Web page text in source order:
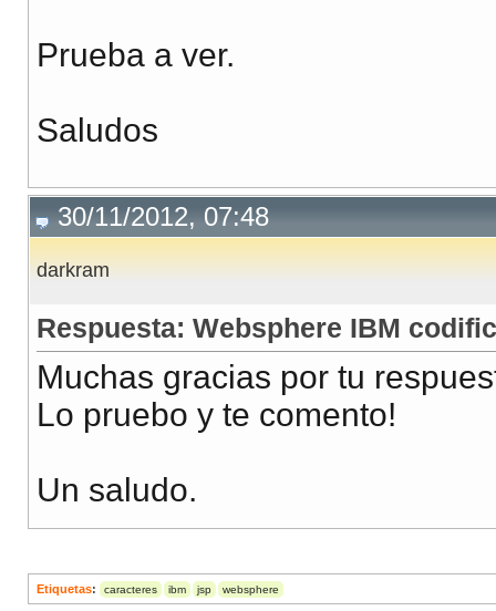
Prueba a ver.
Saludos
30/11/2012, 07:48
darkram
Respuesta: Websphere IBM
Muchas gracias por tu
Lo pruebo y te comento!
Un saludo.
Etiquetas: caracteres ibm jsp websphere